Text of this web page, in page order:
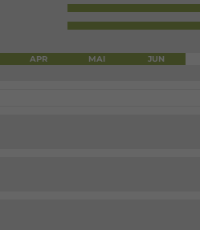
APR MAI JUN